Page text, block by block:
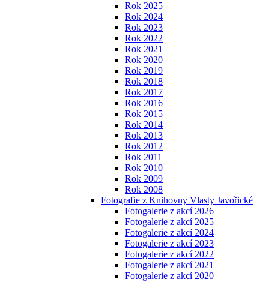
Rok 2025
Rok 2024
Rok 2023
Rok 2022
Rok 2021
Rok 2020
Rok 2019
Rok 2018
Rok 2017
Rok 2016
Rok 2015
Rok 2014
Rok 2013
Rok 2012
Rok 2011
Rok 2010
Rok 2009
Rok 2008
Fotografie z Knihovny Vlasty Javořické
Fotogalerie z akcí 2026
Fotogalerie z akcí 2025
Fotogalerie z akcí 2024
Fotogalerie z akcí 2023
Fotogalerie z akcí 2022
Fotogalerie z akcí 2021
Fotogalerie z akcí 2020